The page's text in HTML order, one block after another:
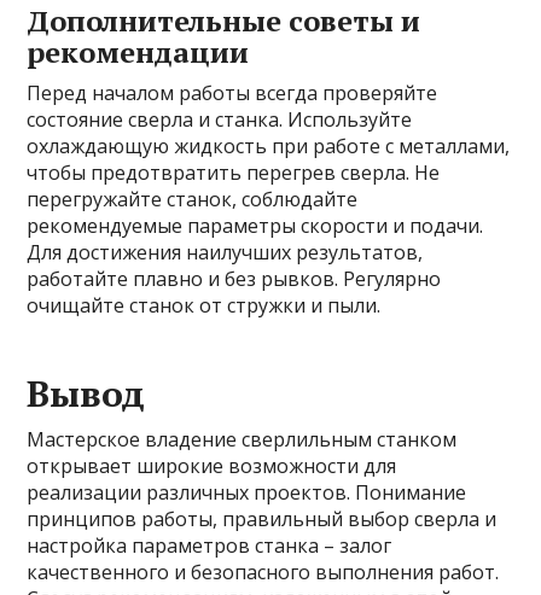
Дополнительные советы и
рекомендации
Перед началом работы всегда проверяйте
состояние сверла и станка. Используйте
охлаждающую жидкость при работе с металлами,
чтобы предотвратить перегрев сверла. Не
перегружайте станок, соблюдайте
рекомендуемые параметры скорости и подачи.
Для достижения наилучших результатов,
работайте плавно и без рывков. Регулярно
очищайте станок от стружки и пыли.
Вывод
Мастерское владение сверлильным станком
открывает широкие возможности для
реализации различных проектов. Понимание
принципов работы, правильный выбор сверла и
настройка параметров станка – залог
качественного и безопасного выполнения работ.